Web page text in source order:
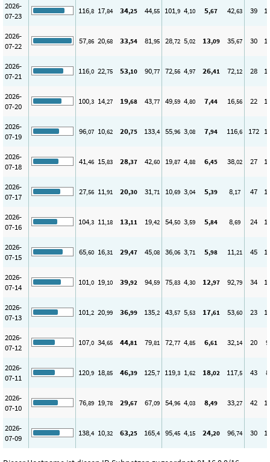
2026-
07-23
116,8 17,84 34,25 44,55 101,9 4,10 5,67 42,63 39
2026-
07-22
57,86 20,68 33,54 81,95 28,72 5,02 13,09 35,67 30
2026-
07-21
116,0 22,75 53,10 90,77 72,56 4,97 26,41 72,12 28
2026-
07-20
100,3 14,27 19,68 43,77 49,59 4,80 7,44 16,56 22
2026-
07-19
96,07 10,62 20,75 133,4 55,96 3,08 7,94 116,6 172
2026-
07-18
41,46 15,83 28,37 42,60 19,87 4,88 6,45 38,02 27
2026-
07-17
27,56 11,91 20,30 31,71 10,69 3,04 5,39 8,17 47
2026-
07-16
104,3 11,18 13,11 19,42 54,50 3,59 5,84 8,69 24
2026-
07-15
65,60 16,31 29,47 45,08 36,06 3,71 5,98 11,21 45
2026-
07-14
101,0 19,10 39,92 94,59 75,83 4,30 12,97 92,79 34
2026-
07-13
101,2 20,99 36,99 135,2 43,57 5,53 17,61 53,60 23
2026-
07-12
107,0 34,65 44,81 79,81 72,77 4,85 6,61 32,14 20 9
2026-
07-11
120,9 18,85 46,39 125,7 119,3 1,62 18,02 117,5 43 8
2026-
07-10
76,89 19,78 29,67 67,09 54,96 4,03 8,49 33,27 42
2026-
07-09
138,4 10,32 63,25 165,4 95,45 4,15 24,20 96,74 30